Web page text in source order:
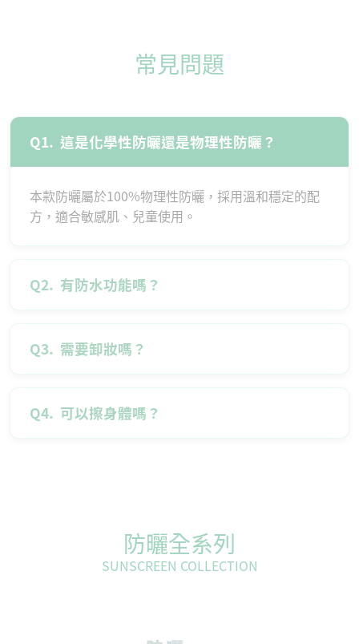
常見問題
Q1. 這是化學性防曬還是物理性防曬？
本款防曬屬於100%物理性防曬，採用溫和穩定的配
方，適合敏感肌、兒童使用。
Q2. 有防水功能嗎？
Q3. 需要卸妝嗎？
Q4. 可以擦身體嗎？
防曬全系列
SUNSCREEN COLLECTION